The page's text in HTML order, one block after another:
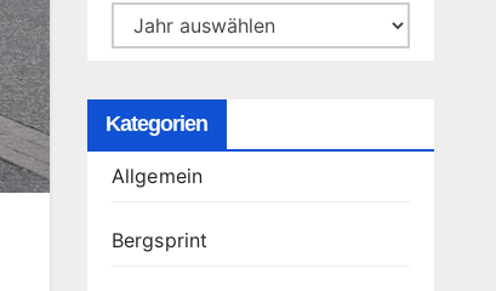
Kategorien
Allgemein
Bergsprint